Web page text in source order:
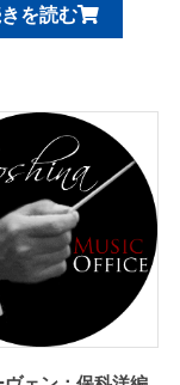
を読む